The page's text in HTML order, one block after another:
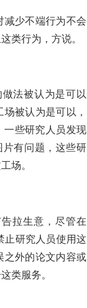
减少不端行为不会
类行为，方说。
法被认为是可以
被认为是可以，
一些研究人员发现
有问题，这些研
场。
拉生意，尽管在
止研究人员使用这
之外的论文内容或
类服务。